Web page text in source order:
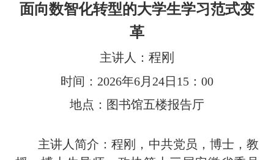
面向数智化转型的大学生学习范式变
革
主讲人： 程刚
时间：2026年6月24日15：00
地点：图书馆五楼报告厅
主讲人简介：程刚，中共党员，博士，教